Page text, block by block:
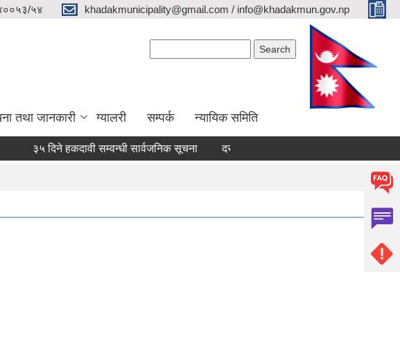
५४ khadakmunicipality@gmail.com / info@khadakmun.gov.np
तथा जानकारी ग्यालरी सम्पर्क न्यायिक समिति
३५ दिने हकदावी सम्वन्धी सार्वजनिक सूचना दरभाउपत्र स्वीकृत गर्ने आश्यको सूचना